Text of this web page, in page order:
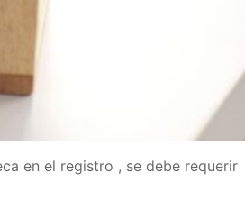
en el registro , se debe requerir